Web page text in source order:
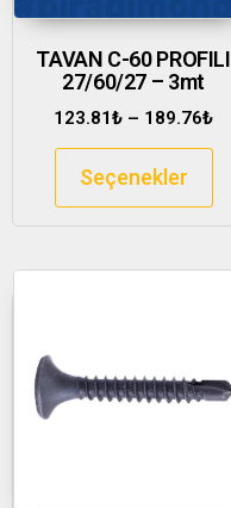
TAVAN C-60 PROFILI
27/60/27 – 3mt
123.81₺ – 189.76₺
Seçenekler